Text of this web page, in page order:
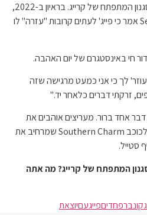
הצמד דיבר לא פעם בחיוב על הסגנון המתפתח של קרייג. בראיון ב-2022,
המייסד של Sewing Down South אמר כי פייג' לעתים קרובות "עזרה" לו
חי באינסטגרם של יום האהבה.
לך כי אני כמעט מרגישה שזה
זרקתי דברים כלאחר יד."
אחד ברור. מעריצים אוהבים את
המראה של קרייג. זה יכול לתרגם לכוכב Southern Charm שמרחיב את
המתפתח של קרייג? מה אתה
קונברפחדיםפייגעםיוצאת